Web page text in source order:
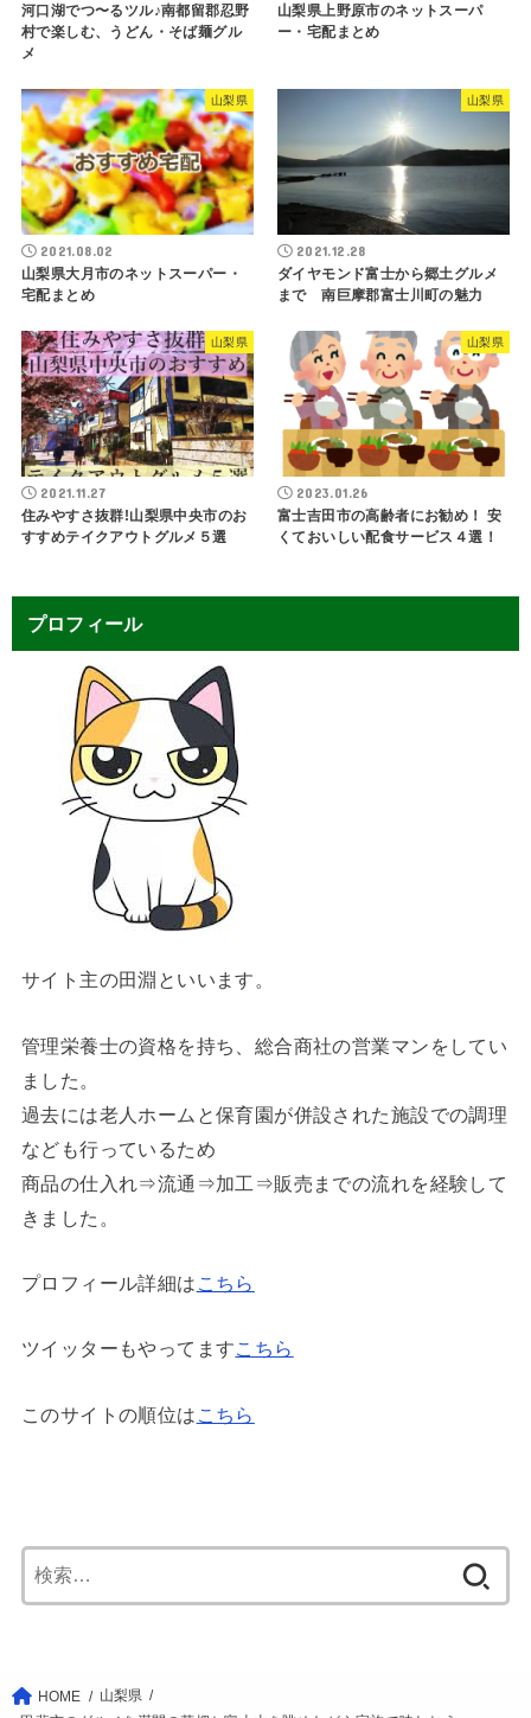
河口湖でつ〜るツル♪南都留郡忍野
村で楽しむ、うどん・そば麺グル
メ
山梨県上野原市のネットスーパ
ー・宅配まとめ
山梨県
2021.08.02
山梨県大月市のネットスーパー・
宅配まとめ
山梨県
2021.12.28
ダイヤモンド富士から郷土グルメ
まで 南巨摩郡富士川町の魅力
山梨県
2021.11.27
住みやすさ抜群!山梨県中央市のお
すすめテイクアウトグルメ５選
山梨県
2023.01.26
富士吉田市の高齢者にお勧め！ 安
くておいしい配食サービス４選！
プロフィール
サイト主の田淵といいます。
管理栄養士の資格を持ち、総合商社の営業マンをしてい
ました。
過去には老人ホームと保育園が併設された施設での調理
なども行っているため
商品の仕入れ⇒流通⇒加工⇒販売までの流れを経験して
きました。
プロフィール詳細は こちら
ツイッターもやってますこちら
このサイトの順位は こちら
索:
HOME
山梨県